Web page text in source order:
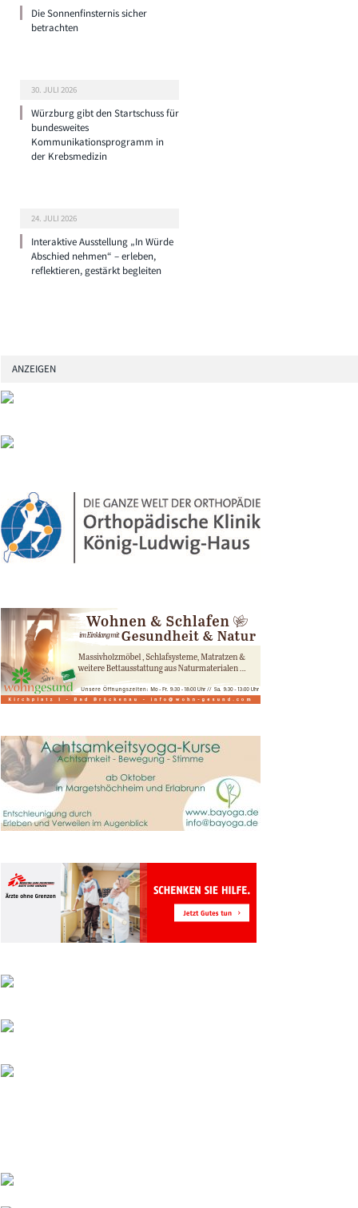
Die Sonnenfinsternis sicher
betrachten
30. JULI 2026
Würzburg gibt den Startschuss für
bundesweites
Kommunikationsprogramm in
der Krebsmedizin
24. JULI 2026
Interaktive Ausstellung „In Würde
Abschied nehmen“ – erleben,
reflektieren, gestärkt begleiten
ANZEIGEN